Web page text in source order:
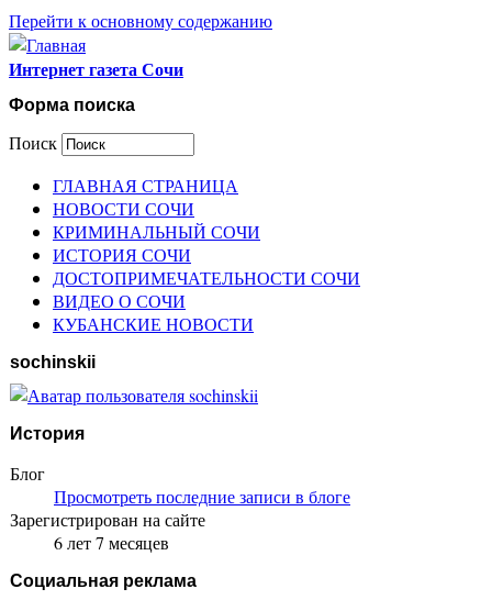
Перейти к основному содержанию
Интернет газета Сочи
Форма поиска
Поиск
ГЛАВНАЯ СТРАНИЦА
НОВОСТИ СОЧИ
КРИМИНАЛЬНЫЙ СОЧИ
ИСТОРИЯ СОЧИ
ДОСТОПРИМЕЧАТЕЛЬНОСТИ СОЧИ
ВИДЕО О СОЧИ
КУБАНСКИЕ НОВОСТИ
sochinskii
История
Блог
Просмотреть последние записи в блоге
Зарегистрирован на сайте
6 лет 7 месяцев
Социальная реклама